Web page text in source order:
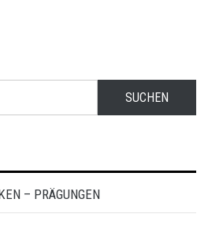
– PRÄGUNGEN